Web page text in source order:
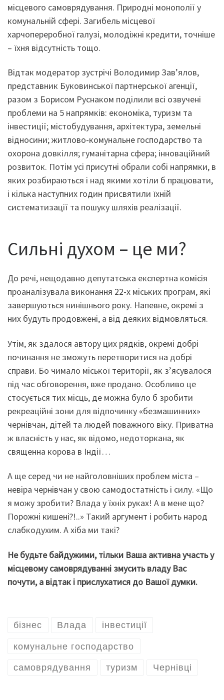
місцевого самоврядування. Природні монополії у
комунальній сфері. Загибель місцевої
харчопереробної галузі, молодіжні кредити, точніше
– їхня відсутність тощо.
Відтак модератор зустрічі Володимир Зав’ялов,
представник Буковинської партнерської агенції,
разом з Борисом Руснаком поділили всі озвучені
проблеми на 5 напрямків: економіка, туризм та
інвестиції; містобудування, архітектура, земельні
відносини; житлово-комунальне господарство та
охорона довкілля; гуманітарна сфера; інноваційний
розвиток. Потім усі присутні обрали собі напрямки, в
яких розбираються і над якими хотіли б працювати,
і кілька наступних годин присвятили їхній
систематизації та пошуку шляхів реалізації.
Сильні духом – це ми?
До речі, нещодавно депутатська експертна комісія
проаналізувала виконання 22-х міських програм, які
завершуються нинішнього року. Напевне, окремі з
них будуть продовжені, а від деяких відмовляться.
Утім, як здалося автору цих рядків, окремі добрі
починання не зможуть перетворитися на добрі
справи. Бо чимало міської території, як з’ясувалося
під час обговорення, вже продано. Особливо це
стосується тих місць, де можна було б зробити
рекреаційні зони для відпочинку «безмашинних»
чернівчан, дітей та людей поважного віку. Приватна
ж власність у нас, як відомо, недоторкана, як
священна корова в Індії…
А ще серед чи не найголовніших проблем міста –
невіра чернівчан у свою самодостатність і силу. «Що
я можу зробити? Влада у їхніх руках! А в мене що?
Порожні кишені?!..» Такий аргумент і робить народ
слабкодухим. А хіба ми такі?
Не будьте байдужими, тільки Ваша активна участь у
місцевому самоврядуванні змусить владу Вас
почути, а відтак і прислухатися до Вашої думки.
бізнес Влада інвестиції
комунальне господарство
самоврядування туризм Чернівці